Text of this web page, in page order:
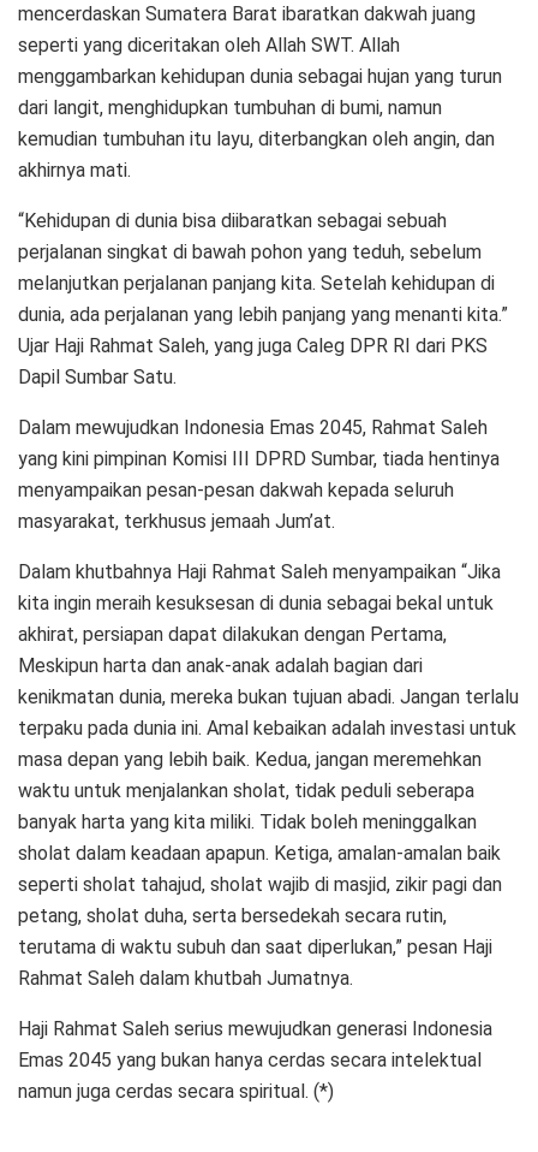
mencerdaskan Sumatera Barat ibaratkan dakwah juang
seperti yang diceritakan oleh Allah SWT. Allah
menggambarkan kehidupan dunia sebagai hujan yang turun
dari langit, menghidupkan tumbuhan di bumi, namun
kemudian tumbuhan itu layu, diterbangkan oleh angin, dan
akhirnya mati.
“Kehidupan di dunia bisa diibaratkan sebagai sebuah
perjalanan singkat di bawah pohon yang teduh, sebelum
melanjutkan perjalanan panjang kita. Setelah kehidupan di
dunia, ada perjalanan yang lebih panjang yang menanti kita.”
Ujar Haji Rahmat Saleh, yang juga Caleg DPR RI dari PKS
Dapil Sumbar Satu.
Dalam mewujudkan Indonesia Emas 2045, Rahmat Saleh
yang kini pimpinan Komisi III DPRD Sumbar, tiada hentinya
menyampaikan pesan-pesan dakwah kepada seluruh
masyarakat, terkhusus jemaah Jum’at.
Dalam khutbahnya Haji Rahmat Saleh menyampaikan “Jika
kita ingin meraih kesuksesan di dunia sebagai bekal untuk
akhirat, persiapan dapat dilakukan dengan Pertama,
Meskipun harta dan anak-anak adalah bagian dari
kenikmatan dunia, mereka bukan tujuan abadi. Jangan terlalu
terpaku pada dunia ini. Amal kebaikan adalah investasi untuk
masa depan yang lebih baik. Kedua, jangan meremehkan
waktu untuk menjalankan sholat, tidak peduli seberapa
banyak harta yang kita miliki. Tidak boleh meninggalkan
sholat dalam keadaan apapun. Ketiga, amalan-amalan baik
seperti sholat tahajud, sholat wajib di masjid, zikir pagi dan
petang, sholat duha, serta bersedekah secara rutin,
terutama di waktu subuh dan saat diperlukan,” pesan Haji
Rahmat Saleh dalam khutbah Jumatnya.
Haji Rahmat Saleh serius mewujudkan generasi Indonesia
Emas 2045 yang bukan hanya cerdas secara intelektual
namun juga cerdas secara spiritual. (*)